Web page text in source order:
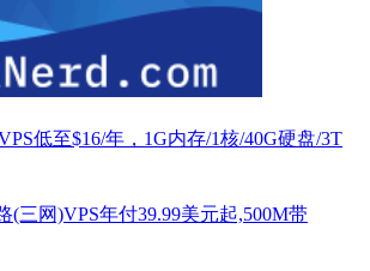
低至$16/年，1G内存/1核/40G硬盘/3T
(三网)VPS年付39.99美元起,500M带